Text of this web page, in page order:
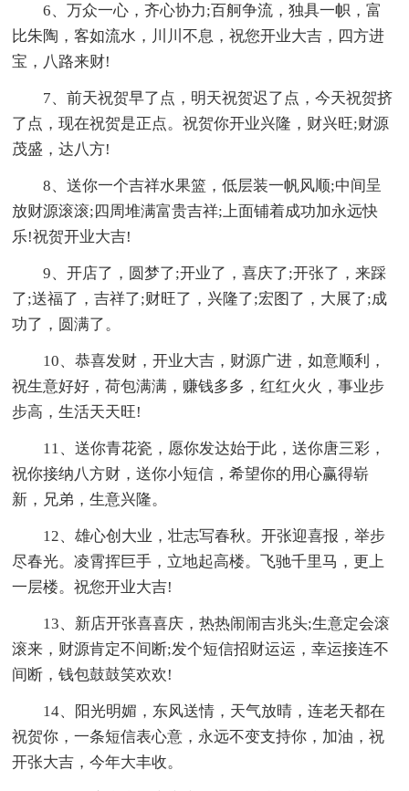
6、万众一心，齐心协力;百舸争流，独具一帜，富
比朱陶，客如流水，川川不息，祝您开业大吉，四方进
宝，八路来财!
7、前天祝贺早了点，明天祝贺迟了点，今天祝贺挤
了点，现在祝贺是正点。祝贺你开业兴隆，财兴旺;财源
茂盛，达八方!
8、送你一个吉祥水果篮，低层装一帆风顺;中间呈
放财源滚滚;四周堆满富贵吉祥;上面铺着成功加永远快
乐!祝贺开业大吉!
9、开店了，圆梦了;开业了，喜庆了;开张了，来踩
了;送福了，吉祥了;财旺了，兴隆了;宏图了，大展了;成
功了，圆满了。
10、恭喜发财，开业大吉，财源广进，如意顺利，
祝生意好好，荷包满满，赚钱多多，红红火火，事业步
步高，生活天天旺!
11、送你青花瓷，愿你发达始于此，送你唐三彩，
祝你接纳八方财，送你小短信，希望你的用心赢得崭
新，兄弟，生意兴隆。
12、雄心创大业，壮志写春秋。开张迎喜报，举步
尽春光。凌霄挥巨手，立地起高楼。飞驰千里马，更上
一层楼。祝您开业大吉!
13、新店开张喜喜庆，热热闹闹吉兆头;生意定会滚
滚来，财源肯定不间断;发个短信招财运运，幸运接连不
间断，钱包鼓鼓笑欢欢!
14、阳光明媚，东风送情，天气放晴，连老天都在
祝贺你，一条短信表心意，永远不变支持你，加油，祝
开张大吉，今年大丰收。